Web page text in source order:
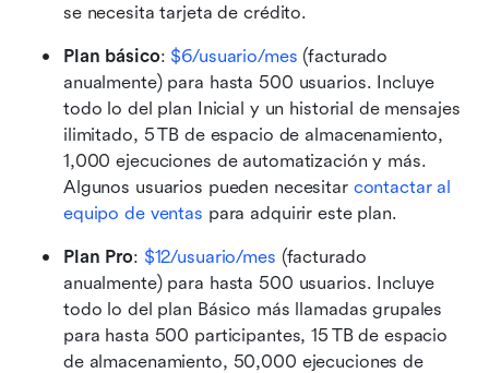
se necesita tarjeta de crédito.
Plan básico: $6/usuario/mes (facturado
anualmente) para hasta 500 usuarios. Incluye
todo lo del plan Inicial y un historial de mensajes
ilimitado, 5 TB de espacio de almacenamiento,
1,000 ejecuciones de automatización y más.
Algunos usuarios pueden necesitar contactar al
equipo de ventas para adquirir este plan.
Plan Pro: $12/usuario/mes (facturado
anualmente) para hasta 500 usuarios. Incluye
todo lo del plan Básico más llamadas grupales
para hasta 500 participantes, 15 TB de espacio
de almacenamiento, 50,000 ejecuciones de